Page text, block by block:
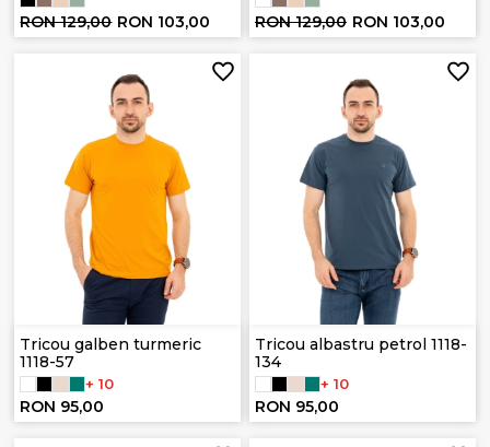
RON 129,00 RON 103,00 RON 129,00 RON 103,00
Tricou galben turmeric
1118-57
+ 10
RON 95,00
Tricou albastru petrol 1118-
134
+ 10
RON 95,00